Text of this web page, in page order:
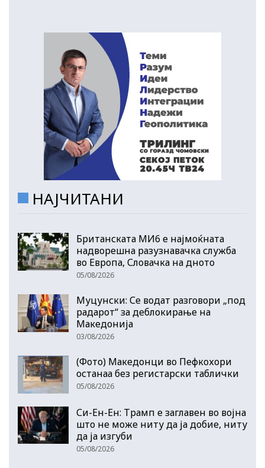
НАЈЧИТАНИ
Британската МИ6 е најмоќната
надворешна разузнавачка служба
во Европа, Словачка на дното
05/08/2026
Муцунски: Се водат разговори „под
радарот“ за деблокирање на
Македонија
03/08/2026
(Фото) Македонци во Пефкохори
останаа без регистарски таблички
05/08/2026
Си-Ен-Ен: Трамп е заглавен во војна
што не може ниту да ја добие, ниту
да ја изгуби
05/08/2026